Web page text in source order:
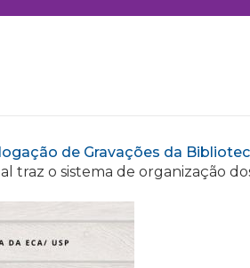
de Gravações da
traz o sistema de organização